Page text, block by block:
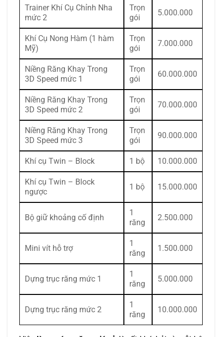
Trainer Khí Cụ Chỉnh Nha
mức 2
Trọn
gói
5.000.000
Khí Cụ Nong Hàm (1 hàm
Mỹ)
Trọn
gói
7.000.000
Niềng Răng Khay Trong
3D Speed mức 1
Trọn
gói
60.000.000
Niềng Răng Khay Trong
3D Speed mức 2
Trọn
gói
70.000.000
Niềng Răng Khay Trong
3D Speed mức 3
Trọn
gói
90.000.000
Khí cụ Twin – Block 1 bộ 10.000.000
Khí cụ Twin – Block
ngược
1 bộ 15.000.000
Bộ giữ khoảng cố định
1
răng
2.500.000
Mini vít hỗ trợ
1
răng
1.500.000
Dựng trục răng mức 1
1
răng
5.000.000
Dựng trục răng mức 2
1
răng
10.000.000